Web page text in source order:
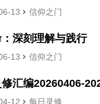
13 信仰之门
深刻理解与践行
13 信仰之门
汇编20260406-
12 每日灵修